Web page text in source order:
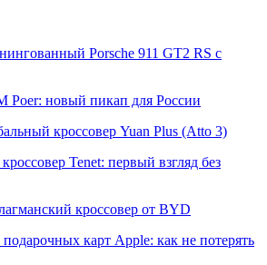
Porsche 911 GT2 RS с
Poer: новый пикап для России
кроссовер Yuan Plus (Atto 3)
Tenet: первый взгляд без
кроссовер от BYD
подарочных карт Apple: как не потерять